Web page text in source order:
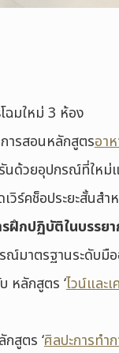
โฉมใหม่ 3 ห้อง
ารสอนหลักสูตรอา
นด้วยอุปกรณ์ที่ใหม่
วิร์คช็อประยะสั้นส
ฝึกปฏิบัติในบรรย
มาตรฐานระดับมื
หลักสูตร ‘ไวน์และ
สูตร ‘ศิลปะการทำ